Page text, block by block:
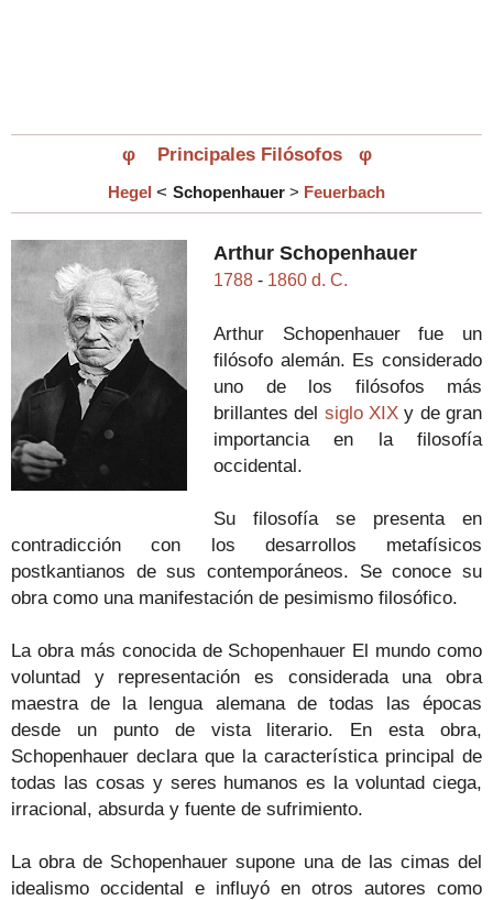
φ Principales Filósofos φ
Hegel < Schopenhauer > Feuerbach
Arthur Schopenhauer
1788 - 1860 d. C.
Arthur Schopenhauer fue un
filósofo alemán. Es considerado
uno de los filósofos más
brillantes del siglo XIX y de gran
importancia en la filosofía
occidental.
Su filosofía se presenta en
contradicción con los desarrollos metafísicos
postkantianos de sus contemporáneos. Se conoce su
obra como una manifestación de pesimismo filosófico.
La obra más conocida de Schopenhauer El mundo como
voluntad y representación es considerada una obra
maestra de la lengua alemana de todas las épocas
desde un punto de vista literario. En esta obra,
Schopenhauer declara que la característica principal de
todas las cosas y seres humanos es la voluntad ciega,
irracional, absurda y fuente de sufrimiento.
La obra de Schopenhauer supone una de las cimas del
idealismo occidental e influyó en otros autores como